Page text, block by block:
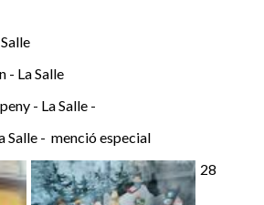
- La Salle
- La Salle -
Salle - menció especial
28